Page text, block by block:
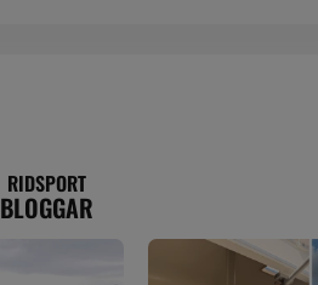
RIDSPORT
BLOGGAR